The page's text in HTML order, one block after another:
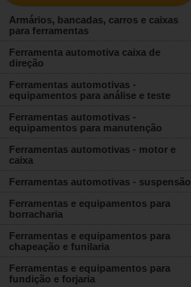
Armários, bancadas, carros e caixas
para ferramentas
Ferramenta automotiva caixa de
direção
Ferramentas automotivas -
equipamentos para análise e teste
Ferramentas automotivas -
equipamentos para manutenção
Ferramentas automotivas - motor e
caixa
Ferramentas automotivas - suspensão
Ferramentas e equipamentos para
borracharia
Ferramentas e equipamentos para
chapeação e funilaria
Ferramentas e equipamentos para
fundição e forjaria